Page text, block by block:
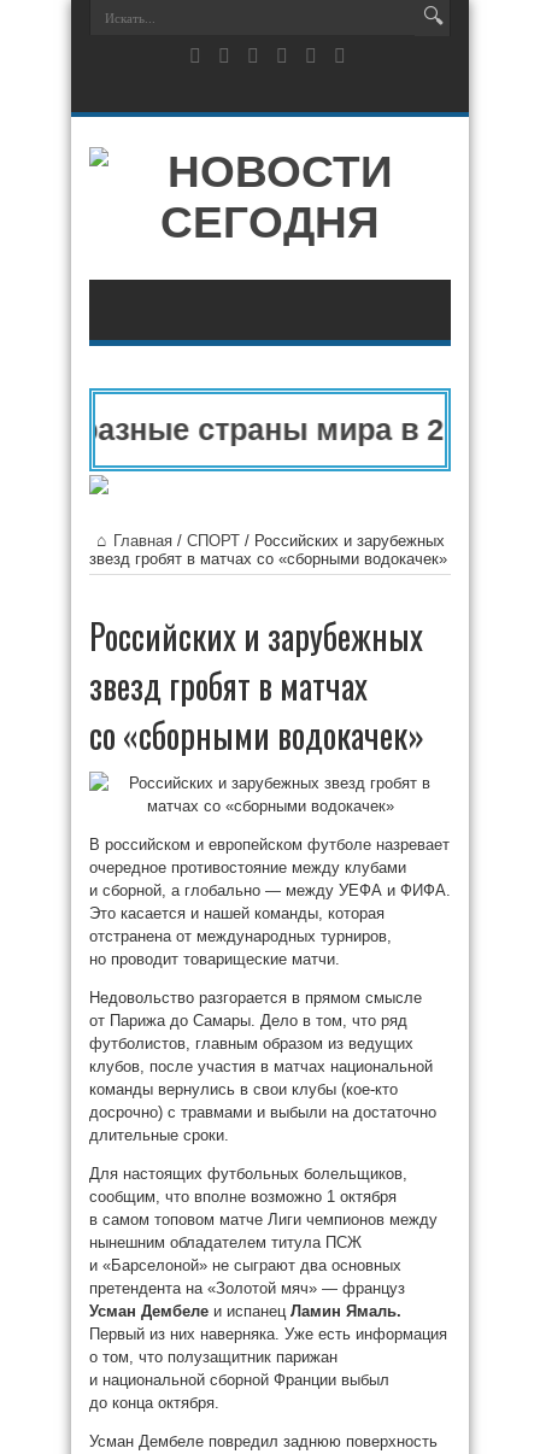
разные страны мира в 2025 году
Главная / СПОРТ / Российских и зарубежных
звезд гробят в матчах со «сборными водокачек»
Российских и зарубежных
звезд гробят в матчах
со «сборными водокачек»
В российском и европейском футболе назревает
очередное противостояние между клубами
и сборной, а глобально — между УЕФА и ФИФА.
Это касается и нашей команды, которая
отстранена от международных турниров,
но проводит товарищеские матчи.
Недовольство разгорается в прямом смысле
от Парижа до Самары. Дело в том, что ряд
футболистов, главным образом из ведущих
клубов, после участия в матчах национальной
команды вернулись в свои клубы (кое-кто
досрочно) с травмами и выбыли на достаточно
длительные сроки.
Для настоящих футбольных болельщиков,
сообщим, что вполне возможно 1 октября
в самом топовом матче Лиги чемпионов между
нынешним обладателем титула ПСЖ
и «Барселоной» не сыграют два основных
претендента на «Золотой мяч» — француз
Усман Дембеле и испанец Ламин Ямаль.
Первый из них наверняка. Уже есть информация
о том, что полузащитник парижан
и национальной сборной Франции выбыл
до конца октября.
Усман Дембеле повредил заднюю поверхность